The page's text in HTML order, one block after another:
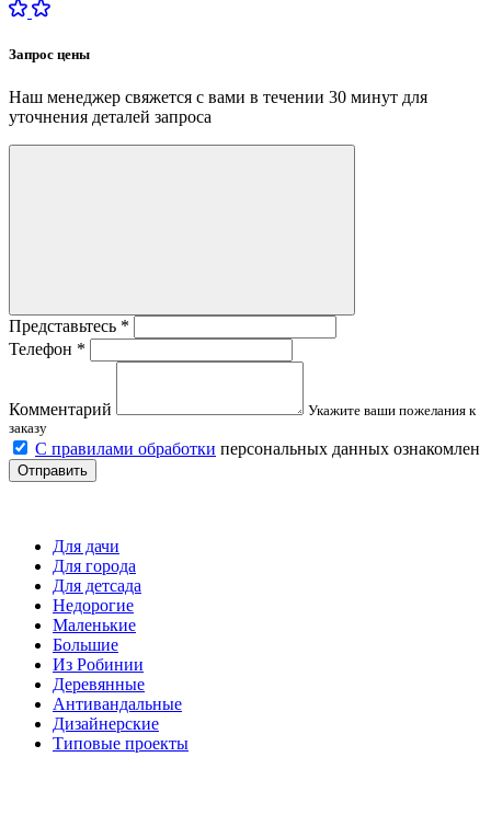
Запрос цены
Наш менеджер свяжется с вами в течении 30 минут для
уточнения деталей запроса
Представьтесь *
Телефон *
Комментарий
Укажите ваши пожелания к
заказу
С правилами обработки персональных данных ознакомлен
Отправить
Для дачи
Для города
Для детсада
Недорогие
Маленькие
Большие
Из Робинии
Деревянные
Антивандальные
Дизайнерские
Типовые проекты